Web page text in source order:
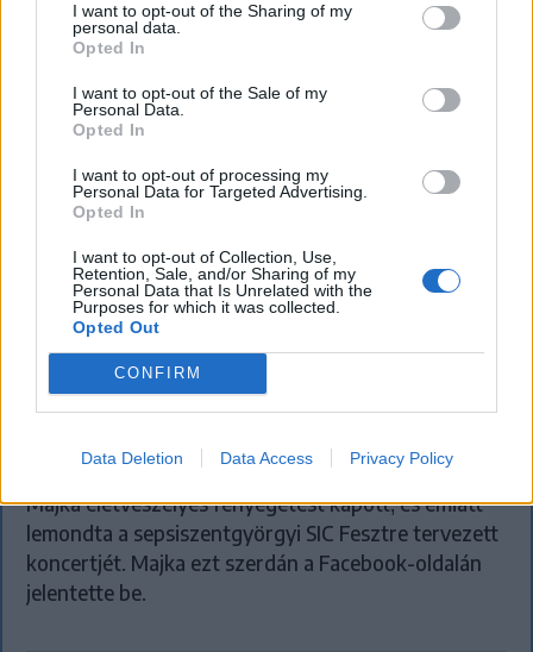
I want to opt-out of the Sharing of my
personal data.
Opted In
I want to opt-out of the Sale of my
Personal Data.
Opted In
I want to opt-out of processing my
Personal Data for Targeted Advertising.
Opted In
I want to opt-out of Collection, Use,
Retention, Sale, and/or Sharing of my
Personal Data that Is Unrelated with the
Purposes for which it was collected.
Opted Out
CONFIRM
Data Deletion Data Access Privacy Policy
Majka életveszélyes fenyegetés miatt
lemondta erdélyi koncertjét
Majka életveszélyes fenyegetést kapott, és emiatt
lemondta a sepsiszentgyörgyi SIC Fesztre tervezett
koncertjét. Majka ezt szerdán a Facebook-oldalán
jelentette be.